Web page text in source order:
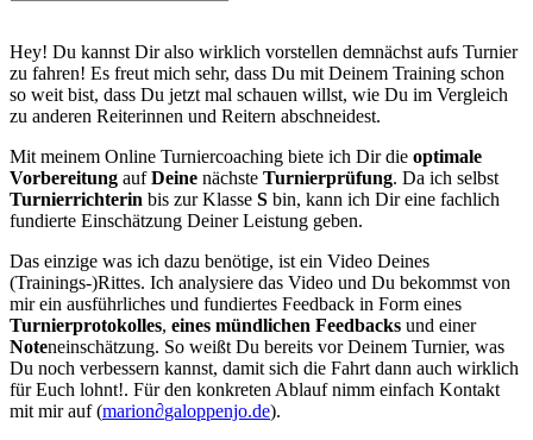
Hey! Du kannst Dir also wirklich vorstellen demnächst aufs Turnier
zu fahren! Es freut mich sehr, dass Du mit Deinem Training schon
so weit bist, dass Du jetzt mal schauen willst, wie Du im Vergleich
zu anderen Reiterinnen und Reitern abschneidest.
Mit meinem Online Turniercoaching biete ich Dir die optimale
Vorbereitung aufDeine nächste Turnierprüfung. Da ich selbst
Turnierrichterin bis zur Klasse S bin, kann ich Dir eine fachlich
fundierte Einschätzung Deiner Leistung geben.
Das einzige was ich dazu benötige, ist ein Video Deines
(Trainings-)Rittes. Ich analysiere das Video und Du bekommst von
mir ein ausführliches und fundiertes Feedback in Form eines
Turnierprotokolles, eines mündlichen Feedbacks und einer
Noteneinschätzung. So weißt Du bereits vor Deinem Turnier, was
Du noch verbessern kannst, damit sich die Fahrt dann auch wirklich
für Euch lohnt!. Für den konkreten Ablauf nimm einfach Kontakt
mit mir auf (marion∂galoppenjo.de).